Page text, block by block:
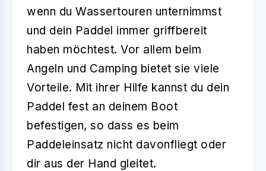
wenn du Wassertouren unternimmst
und dein Paddel immer griffbereit
haben möchtest. Vor allem beim
Angeln und Camping bietet sie viele
Vorteile. Mit ihrer Hilfe kannst du dein
Paddel fest an deinem Boot
befestigen, so dass es beim
Paddeleinsatz nicht davonfliegt oder
dir aus der Hand gleitet.